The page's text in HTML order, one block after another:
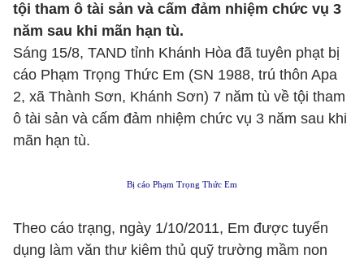
tội tham ô tài sản và cấm đảm nhiệm chức vụ 3
năm sau khi mãn hạn tù.
Sáng 15/8, TAND tỉnh Khánh Hòa đã tuyên phạt bị
cáo Phạm Trọng Thức Em (SN 1988, trú thôn Apa
2, xã Thành Sơn, Khánh Sơn) 7 năm tù về tội tham
ô tài sản và cấm đảm nhiệm chức vụ 3 năm sau khi
mãn hạn tù.
Bị cáo Phạm Trọng Thức Em
Theo cáo trạng, ngày 1/10/2011, Em được tuyển
dụng làm văn thư kiêm thủ quỹ trường mầm non